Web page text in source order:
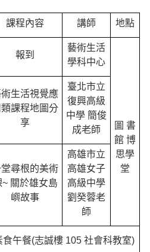
課程內容 講師 地點
報到
藝術生活
學科中心
圖 書
館 博
思學
堂
生活視覺應
類課程地圖分
享
臺北市立
復興高級
中學 簡俊
成老師
尋根的美術
~ 關於雄女島
嶼故事
高雄市立
高雄女子
高級中學
劉癸蓉老
師
食午餐(志誠樓 105 社會科教室)